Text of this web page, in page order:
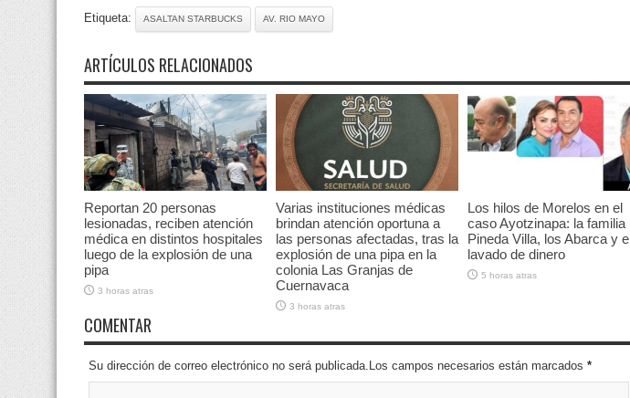
Etiqueta: ASALTAN STARBUCKS AV. RIO MAYO
ARTÍCULOS RELACIONADOS
Reportan 20 personas
lesionadas, reciben atención
médica en distintos hospitales
luego de la explosión de una
pipa
3 horas atras
Varias instituciones médicas
brindan atención oportuna a
las personas afectadas, tras la
explosión de una pipa en la
colonia Las Granjas de
Cuernavaca
3 horas atras
Los hilos de Morelos en el
caso Ayotzinapa: la familia
Pineda Villa, los Abarca y el
lavado de dinero
5 horas atras
COMENTAR
Su dirección de correo electrónico no será publicada.Los campos necesarios están marcados *